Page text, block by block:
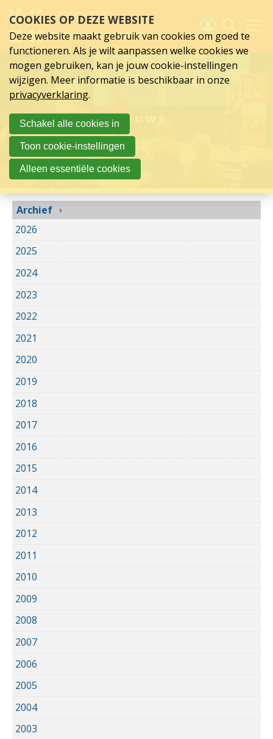
Archief
links
over
Spring
hoofd
inhoud
Spring
naar
hoofdnavigatie
Nieuws
Archief
2026
2025
2024
2023
2022
2021
2020
2019
2018
2017
2016
2015
2014
2013
2012
2011
2010
2009
2008
2007
2006
2005
2004
2003
Activiteiten
Nieuws
Verslagen
Sluit je aan
Over UCK
COOKIES OP DEZE WEBSITE
Deze website maakt gebruik van cookies om goed te
functioneren. Als je wilt aanpassen welke cookies we
mogen gebruiken, kan je jouw cookie-instellingen
wijzigen. Meer informatie is beschikbaar in onze
privacyverklaring.
Schakel alle cookies in
Toon cookie-instellingen
Alleen essentiële cookies